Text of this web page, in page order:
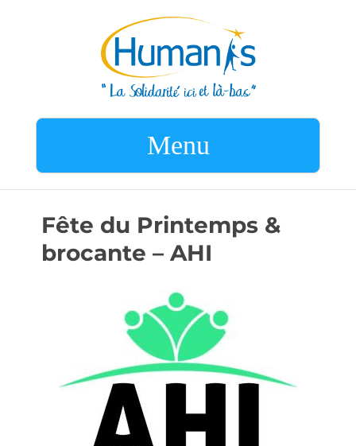
Menu
Fête du Printemps &
brocante – AHI